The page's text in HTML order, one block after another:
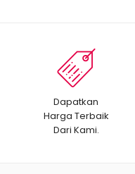
Dapatkan
Harga Terbaik
Dari Kami.